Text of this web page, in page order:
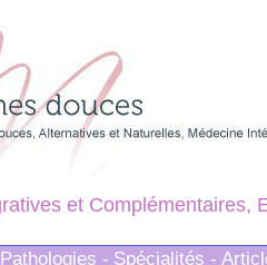
et Complémentaires,
Pathologies - Spécialités -